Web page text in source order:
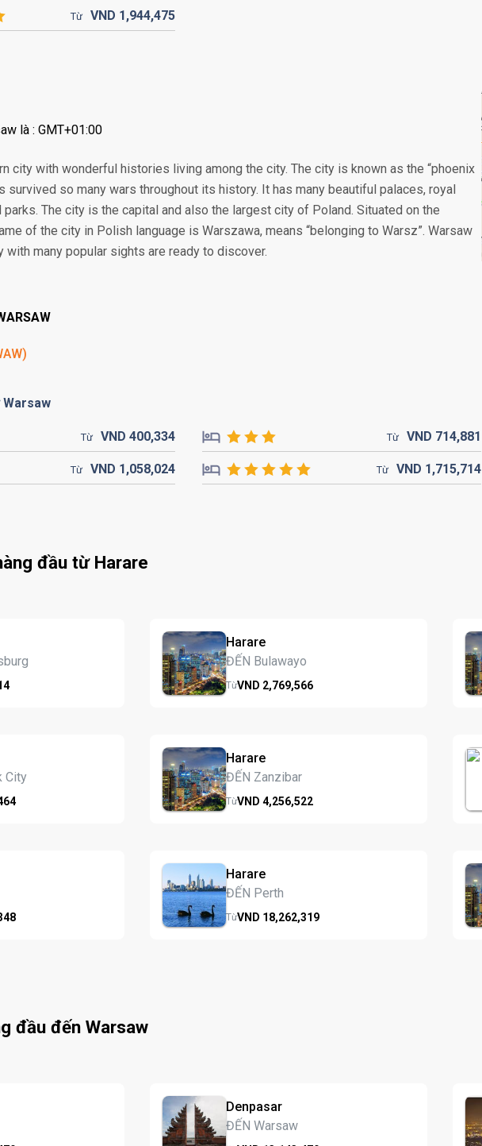
Từ VND 1,944,475
là : GMT+01:00
city with wonderful histories living among the city. The city is known as the “phoenix
survived so many wars throughout its history. It has many beautiful palaces, royal
parks. The city is the capital and also the largest city of Poland. Situated on the
of the city in Polish language is Warszawa, means “belonging to Warsz”. Warsaw
with many popular sights are ready to discover.
Warsaw
Từ VND400,334 Từ VND 714,881
Từ VND 1,058,024 Từ VND 1,715,714
đầu từ Harare
Harare
ĐẾN Bulawayo
TừVND 2,769,566
City
Harare
ĐẾN Zanzibar
TừVND 4,256,522
Harare
ĐẾN Perth
TừVND 18,262,319
đầu đến Warsaw
Denpasar
ĐẾN Warsaw